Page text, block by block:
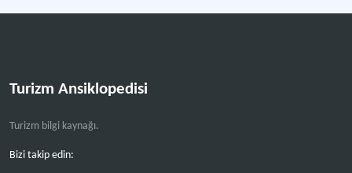
Turizm Ansiklopedisi
Turizm bilgi kaynağı.
Bizi takip edin: